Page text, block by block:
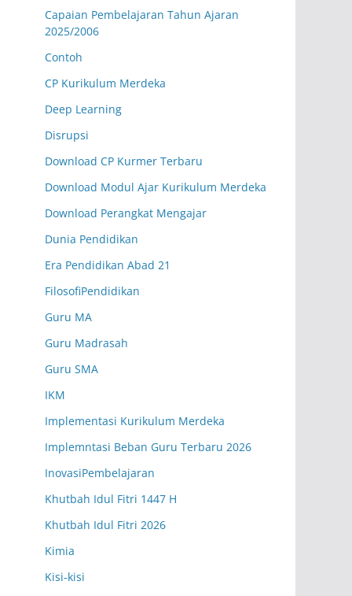
Senin (07.20-08.05 WIB)
Reni Lusia, S.Pd
Matematika Tk. Lanjut
Senin (07.20-08.05 WIB)
Bahasa Arab
Senin (07.20-08.05 WIB) Kelas XII.5
Muhammad Syukron
Senin (07.20-08.05 WIB)
Ekonomi
Monalica Syntia Dewi, S.Pd.
Senin (08.05-08.50 WIB)
Robiatul Adawiyah, S.Pd.
Geografi
Capaian Pembelajaran Tahun Ajaran
2025/2006
Contoh
CP Kurikulum Merdeka
Deep Learning
Disrupsi
Download CP Kurmer Terbaru
Download Modul Ajar Kurikulum Merdeka
Download Perangkat Mengajar
Dunia Pendidikan
Era Pendidikan Abad 21
FilosofiPendidikan
Guru MA
Guru Madrasah
Guru SMA
IKM
Implementasi Kurikulum Merdeka
Implemntasi Beban Guru Terbaru 2026
InovasiPembelajaran
Khutbah Idul Fitri 1447 H
Khutbah Idul Fitri 2026
Kimia
Kisi-kisi